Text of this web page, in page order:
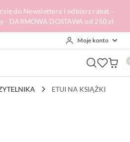
się do Newslettera i odbierz rabat -
- DARMOWA DOSTAWA od 250 zł
Moje konto
ETUI NA KSIĄŻKI